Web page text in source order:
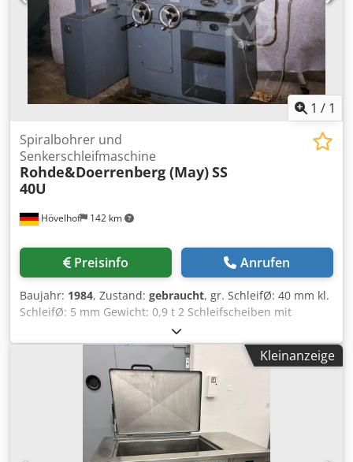
1 / 1
Hövelhof 142 km
Spiralbohrer und
Senkerschleifmaschine
Rohde&Doerrenberg (May)SS
40U
Preisinfo Anrufen
Baujahr: 1984, Zustand: gebraucht, gr. SchleifØ: 40 mm kl.
SchleifØ: 5 mm Gewicht: 0,9 t 2 Schleifscheiben mit
Flansch 8 Spannzangen 1 Kuehlmittelbehaelter Djdpfocq
Rv Uex Af Dekr mechanischer Vorschub mit Festanschlag
Die Gelenkwelle fuer den Werkstueckantrieb ist
ausgeschlagen
Kleinanzeige